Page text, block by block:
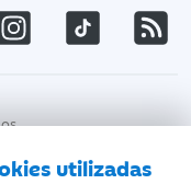
utilizadas